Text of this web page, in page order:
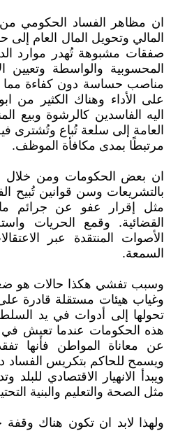
ان مظاهر الفساد الحكومي من
المالي وتحويل المال العام
صفقات مشبوهة تُهدر موارد
المحسوبية والواسطة وتعيين
مناصب حساسة دون كفاءة مما
على الأداء وهناك الكثير من
اليه الفاسدين كالرشوة وبيع
العامة إلى سلعة تُباع
مرتبطًا بمدى مكافأة الموظف.
ان بعض الحكومات ومن خلال
بالتشريعات وسن قوانين تُبيح
مثل إقرار عفو عن جرائم
القضائية. وقمع الحريات
الأصوات المنتقدة عبر
السمعة.
وسبب تفشي هكذا حالات هو
وغياب هيئات مستقلة قادرة
تحولها إلى أدوات في يد
هذه الحكومات عندما تعيش في
عن معاناة المواطن فأنها
ويسمح للحاكم بتكريس
ويبدأ الانهيار الاقتصادي
مثل الصحة والتعليم والبنية
ولهذا لابد ان تكون هناك